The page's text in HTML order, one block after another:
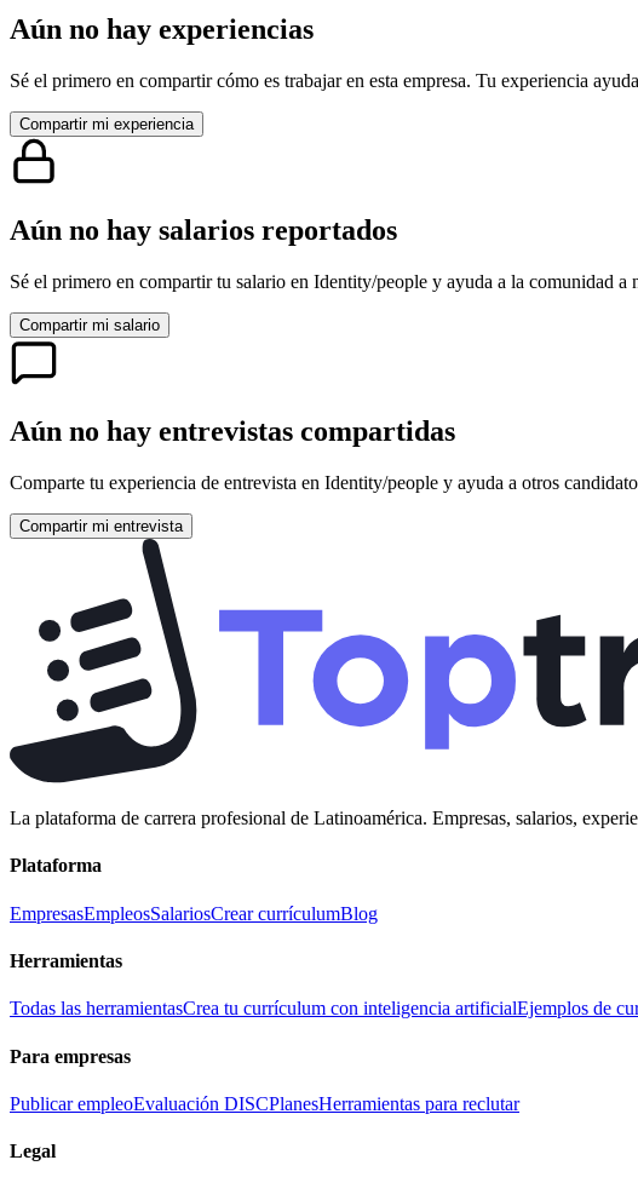
Aún no hay experiencias
Sé el primero en compartir cómo es trabajar en esta empresa. Tu experiencia
Compartir mi experiencia
Aún no hay salarios reportados
Sé el primero en compartir tu salario en Identity/people y ayuda a la comunidad a
Compartir mi salario
Aún no hay entrevistas compartidas
Comparte tu experiencia de entrevista en Identity/people y ayuda a otros
Compartir mi entrevista
La plataforma de carrera profesional de Latinoamérica. Empresas, salarios,
Plataforma
EmpresasEmpleosSalariosCrear currículumBlog
Herramientas
Todas las herramientasCrea tu currículum con inteligencia artificialEjemplos de
Para empresas
Publicar empleoEvaluación DISCPlanesHerramientas para reclutar
Legal